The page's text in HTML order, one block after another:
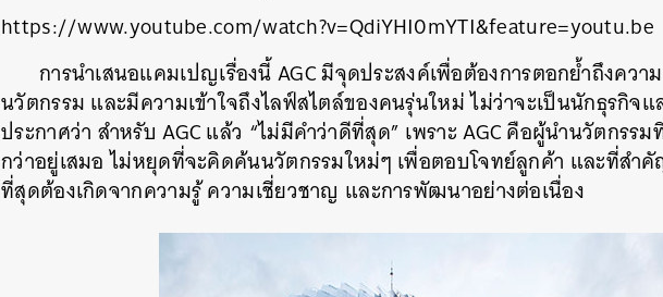
https://www.youtube.com/watch?v=QdiYHI0mYTI&feature=youtu.be
การนำเสนอแคมเปญเรื่องนี้ AGC มีจุดประสงค์เพื่อต้องการตอกย้ำถึงควา
นวัตกรรม และมีความเข้าใจถึงไลฟ์สไตล์ของคนรุ่นใหม่ ไม่ว่าจะเป็นนักธุรกิจ
ประกาศว่า สำหรับ AGC แล้ว “ไม่มีคำว่าดีที่สุด” เพราะ AGC คือผู้นำนวัตกร
กว่าอยู่เสมอ ไม่หยุดที่จะคิดค้นนวัตกรรมใหม่ๆ เพื่อตอบโจทย์ลูกค้า และที่สำคั
ที่สุดต้องเกิดจากความรู้ ความเชี่ยวชาญ และการพัฒนาอย่างต่อเนื่อง